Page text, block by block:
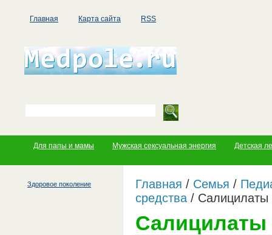
Главная Карта сайта RSS
Для папы и мамы Мужская сексуальная энергия Детская
Здоровое поколение Главная / Семья /
средства / Салицилаты
Салицилаты